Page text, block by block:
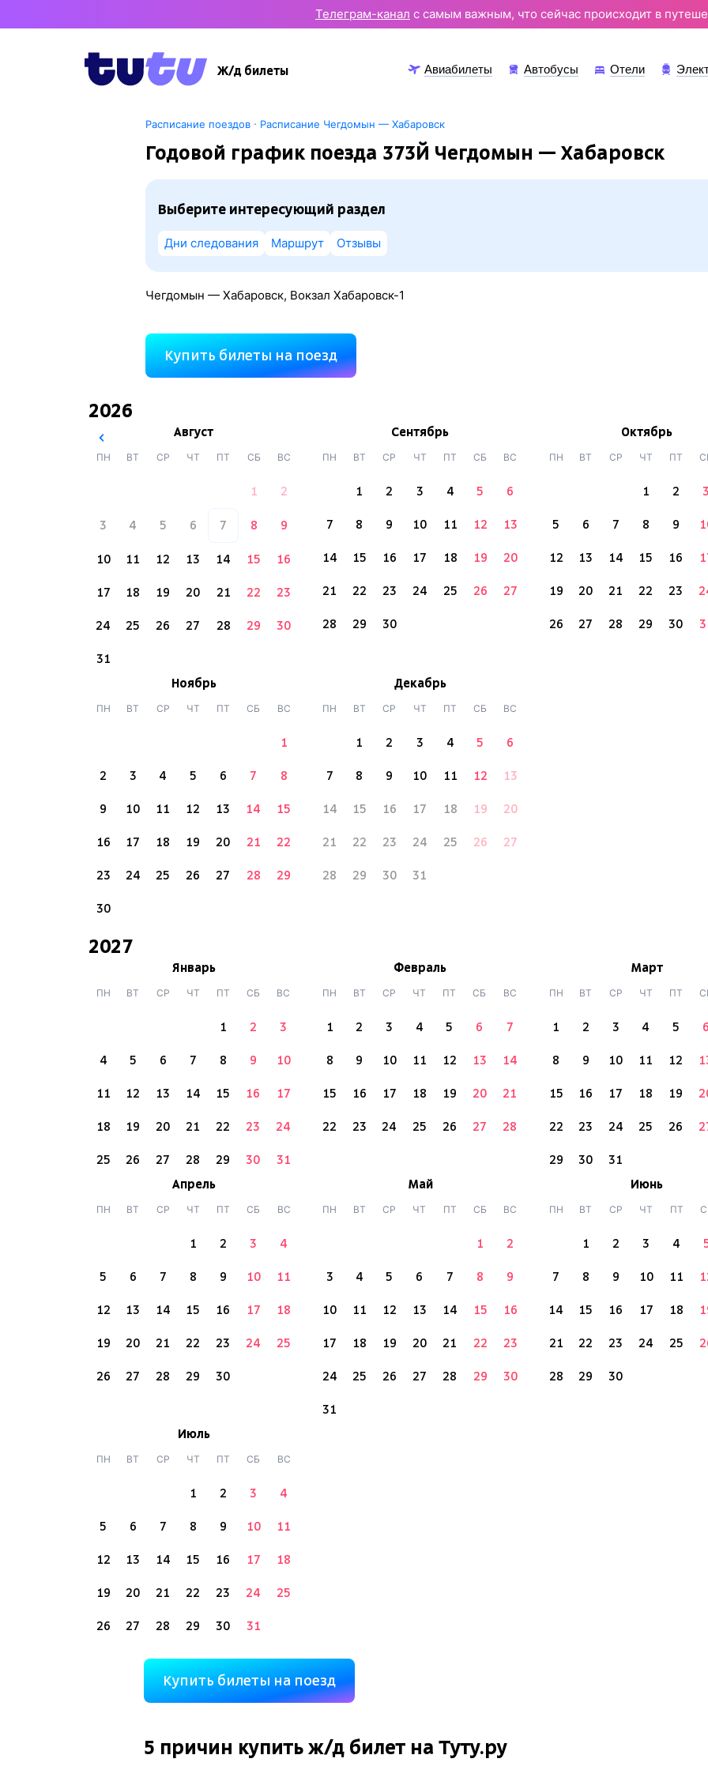
Телеграм-канал с самым важным, что сейчас происходит в
Ж/д билеты Авиабилеты Автобусы Отели
Расписание поездов· Расписание Чегдомын — Хабаровск
Годовой график поезда 373Й Чегдомын — Хабаровск
Выберите интересующий раздел
Дни следования Маршрут Отзывы
Чегдомын — Хабаровск, Вокзал Хабаровск-1
Купить билеты на поезд
2026
Август
ПН ВТ СР ЧТ ПТ СБ ВС
1 2
3 4 5 6 7 8 9
10 11 12 13 14 15 16
17 18 19 20 21 22 23
24 25 26 27 28 29 30
31
Сентябрь
ПН ВТ СР ЧТ ПТ СБ ВС
1 2 3 4 5 6
7 8 9 10 11 12 13
14 15 16 17 18 19 20
21 22 23 24 25 26 27
28 29 30
Октябрь
ПН ВТ СР ЧТ ПТ
1 2 3
5 6 7 8 9
12 13 14 15 16
19 20 21 22 23
26 27 28 29 30
Ноябрь
ПН ВТ СР ЧТ ПТ СБ ВС
1
2 3 4 5 6 7 8
9 10 11 12 13 14 15
16 17 18 19 20 21 22
23 24 25 26 27 28 29
30
Декабрь
ПН ВТ СР ЧТ ПТ СБ ВС
1 2 3 4 5 6
7 8 9 10 11 12 13
14 15 16 17 18 19 20
21 22 23 24 25 26 27
28 29 30 31
2027
Январь
ПН ВТ СР ЧТ ПТ СБ ВС
1 2 3
4 5 6 7 8 9 10
11 12 13 14 15 16 17
18 19 20 21 22 23 24
25 26 27 28 29 30 31
Февраль
ПН ВТ СР ЧТ ПТ СБ ВС
1 2 3 4 5 6 7
8 9 10 11 12 13 14
15 16 17 18 19 20 21
22 23 24 25 26 27 28
Март
ПН ВТ СР ЧТ ПТ
1 2 3 4 5 6
8 9 10 11 12
15 16 17 18 19
22 23 24 25 26
29 30
31
Апрель
ПН ВТ СР ЧТ ПТ СБ ВС
1 2 3 4
5 6 7 8 9 10 11
12 13 14 15 16 17 18
19 20 21 22 23 24 25
26 27 28 29 30
Май
ПН ВТ СР ЧТ ПТ СБ ВС
1 2
3 4 5 6 7 8 9
10 11 12 13 14 15 16
17 18 19 20 21 22 23
24 25 26 27 28 29 30
31
Июнь
ПН ВТ СР ЧТ ПТ
1 2 3 4
7 8 9 10 11
14 15 16 17 18
21 22 23 24 25
28 29 30
Июль
ПН ВТ СР ЧТ ПТ СБ ВС
1 2 3 4
5 6 7 8 9 10 11
12 13 14 15 16 17 18
19 20 21 22 23 24 25
26 27 28 29 30 31
Купить билеты на поезд
5 причин купить ж/дбилет на Туту.ру